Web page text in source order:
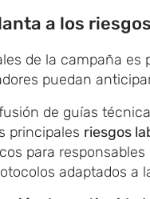
a los
de la campaña
puedan
de guías
principales riesgos
para
adaptados a